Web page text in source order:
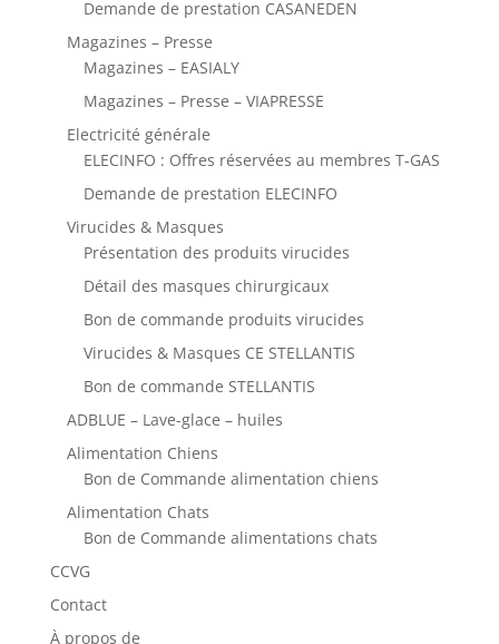
Demande de prestation CASANEDEN
Magazines – Presse
Magazines – EASIALY
Magazines – Presse – VIAPRESSE
Electricité générale
ELECINFO : Offres réservées au membres T-GAS
Demande de prestation ELECINFO
Virucides & Masques
Présentation des produits virucides
Détail des masques chirurgicaux
Bon de commande produits virucides
Virucides & Masques CE STELLANTIS
Bon de commande STELLANTIS
ADBLUE – Lave-glace – huiles
Alimentation Chiens
Bon de Commande alimentation chiens
Alimentation Chats
Bon de Commande alimentations chats
CCVG
Contact
À propos de